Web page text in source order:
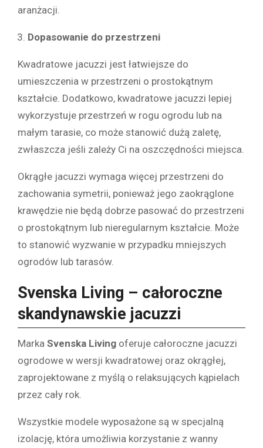
aranżacji.
Dopasowanie do przestrzeni
Kwadratowe jacuzzi jest łatwiejsze do
umieszczenia w przestrzeni o prostokątnym
kształcie. Dodatkowo, kwadratowe jacuzzi lepiej
wykorzystuje przestrzeń w rogu ogrodu lub na
małym tarasie, co może stanowić dużą zaletę,
zwłaszcza jeśli zależy Ci na oszczędności miejsca.
Okrągłe jacuzzi wymaga więcej przestrzeni do
zachowania symetrii, ponieważ jego zaokrąglone
krawędzie nie będą dobrze pasować do przestrzeni
o prostokątnym lub nieregularnym kształcie. Może
to stanowić wyzwanie w przypadku mniejszych
ogrodów lub tarasów.
Svenska Living – całoroczne
skandynawskie jacuzzi
Marka Svenska Living oferuje całoroczne jacuzzi
ogrodowe w wersji kwadratowej oraz okrągłej,
zaprojektowane z myślą o relaksujących kąpielach
przez cały rok.
Wszystkie modele wyposażone są w specjalną
izolację, która umożliwia korzystanie z wanny